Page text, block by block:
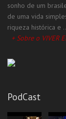
sonho de um
de uma vida
riqueza histórica e
+ Sobre o VIVER
PodCast